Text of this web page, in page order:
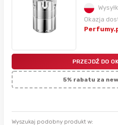
Okazja
PRZEJDŹ DO
5% rabatu za
Wyszukaj podobny produkt w: